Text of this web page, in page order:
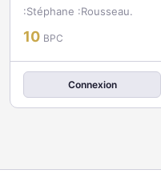
:Stéphane :Rousseau.
10 BPC
Connexion